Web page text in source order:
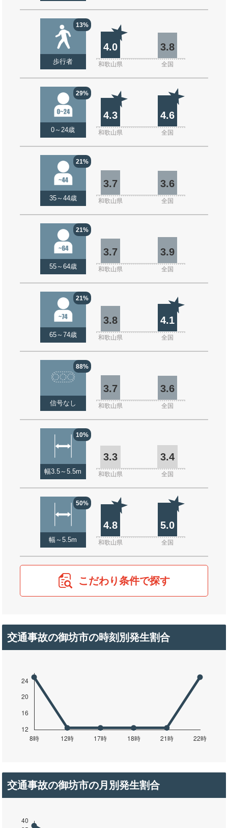
13%
歩行者
4.0 3.8
和歌山県 全国
29%
0～24歳
4.3 4.6
和歌山県 全国
21%
35～44歳
3.7 3.6
和歌山県 全国
21%
55～64歳
3.7 3.9
和歌山県 全国
21%
65～74歳
3.8 4.1
和歌山県 全国
88%
信号なし
3.7 3.6
和歌山県 全国
10%
幅3.5～5.5m
3.3 3.4
和歌山県 全国
50%
幅～5.5m
4.8 5.0
和歌山県 全国
こだわり条件で探す
交通事故の御坊市の時刻別発生割合
交通事故の御坊市の月別発生割合